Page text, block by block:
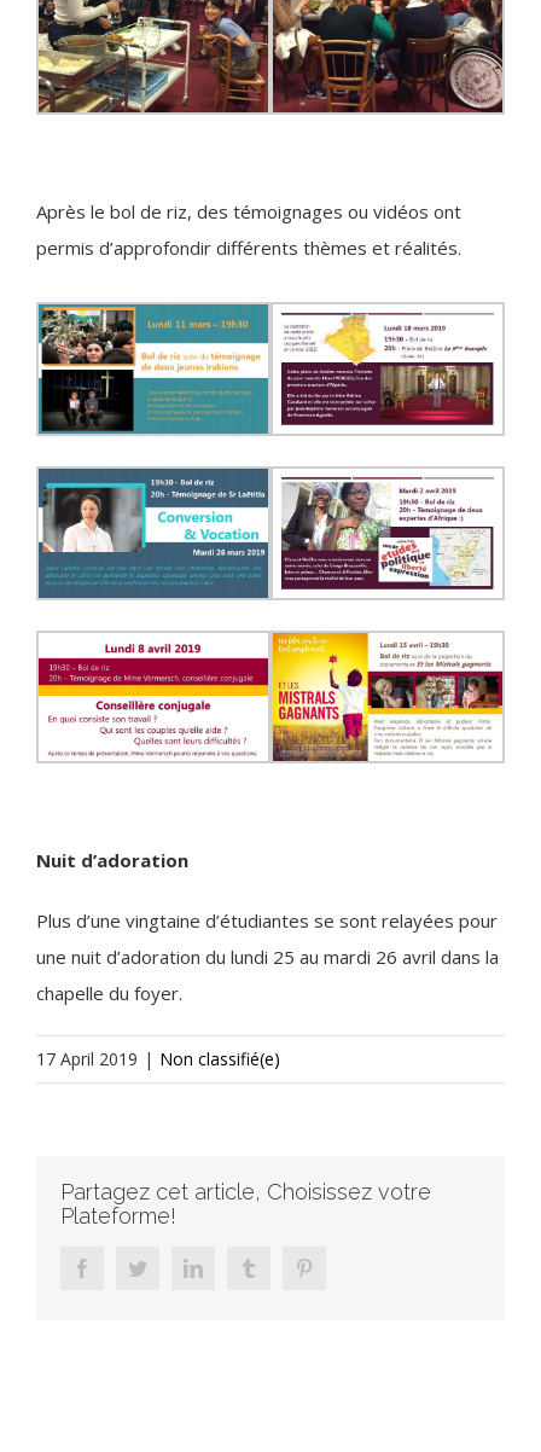
Après le bol de riz, des témoignages ou vidéos ont
permis d’approfondir différents thèmes et réalités.
Nuit d’adoration
Plus d’une vingtaine d’étudiantes se sont relayées pour
une nuit d’adoration du lundi 25 au mardi 26 avril dans la
chapelle du foyer.
17 April 2019 | Non classifié(e)
Partagez cet article, Choisissez votre
Plateforme!
facebook twitter linkedin tumblr